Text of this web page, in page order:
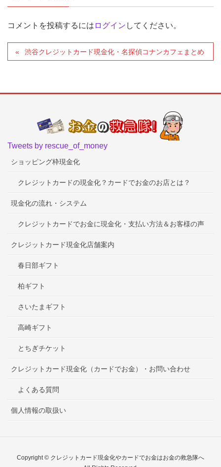
コメントを投稿するには ログイン してください。
渋谷クレジットカード現金化・名探偵コナンカフェまとめ
Tweets by rescue_of_money
ショッピング枠現金化
クレジットカードの現金化？カードでお金のお店とは？
現金化の流れ・システム
クレジットカードでお金に現金化・支払い方法＆お客様の声
クレジットカード現金化店舗案内
春日部ギフト
柏ギフト
さいたまギフト
高崎ギフト
とちぎチケット
クレジットカード現金化（カードでお金）・お問い合わせ
よくある質問
個人情報の取扱い
Copyright © クレジットカード現金化やカードでお金はお金の救急隊へ